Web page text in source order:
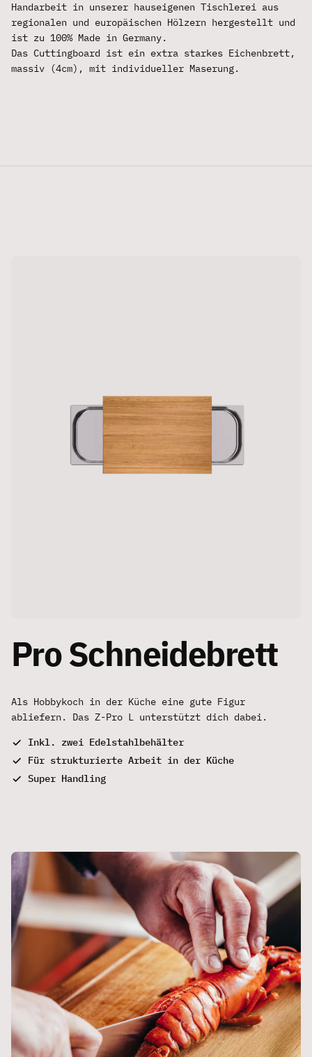
Handarbeit in unserer hauseigenen Tischlerei aus
regionalen und europäischen Hölzern hergestellt und
ist zu 100% Made in Germany.
Das Cuttingboard ist ein extra starkes Eichenbrett,
massiv (4cm), mit individueller Maserung.
Pro Schneidebrett
Als Hobbykoch in der Küche eine gute Figur
abliefern. Das Z-Pro L unterstützt dich dabei.
Inkl. zwei Edelstahlbehälter
Für strukturierte Arbeit in der Küche
Super Handling